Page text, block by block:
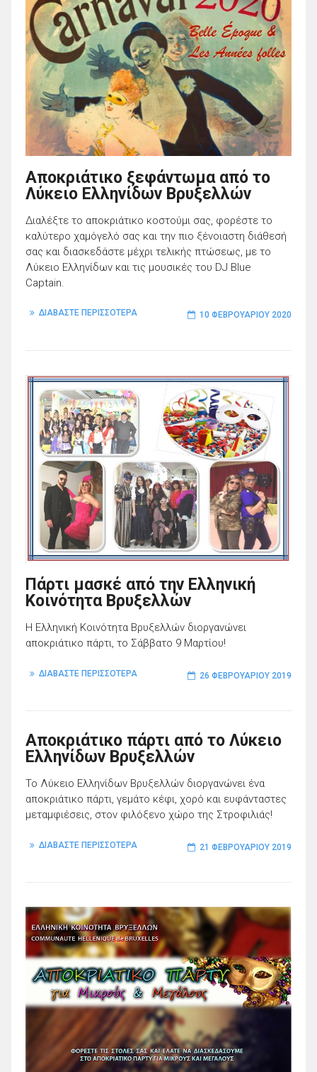
Αποκριάτικο ξεφάντωμα από το
Λύκειο Ελληνίδων Βρυξελλών
Διαλέξτε το αποκριάτικο κοστούμι σας, φορέστε το
καλύτερο χαμόγελό σας και την πιο ξένοιαστη διάθεσή
σας και διασκεδάστε μέχρι τελικής πτώσεως, με το
Λύκειο Ελληνίδων και τις μουσικές του DJ Blue
Captain.
ΔΙΑΒΑΣΤΕ ΠΕΡΙΣΣΟΤΕΡΑ 10 ΦΕΒΡΟΥΑΡΊΟΥ 2020
Πάρτι μασκέ από την Ελληνική
Κοινότητα Βρυξελλών
Η Ελληνική Κοινότητα Βρυξελλών διοργανώνει
αποκριάτικο πάρτι, το Σάββατο 9 Μαρτίου!
ΔΙΑΒΑΣΤΕ ΠΕΡΙΣΣΟΤΕΡΑ 26 ΦΕΒΡΟΥΑΡΊΟΥ 2019
Αποκριάτικο πάρτι από το Λύκειο
Ελληνίδων Βρυξελλών
Το Λύκειο Ελληνίδων Βρυξελλών διοργανώνει ένα
αποκριάτικο πάρτι, γεμάτο κέφι, χορό και ευφάνταστες
μεταμφιέσεις, στον φιλόξενο χώρο της Στροφιλιάς!
ΔΙΑΒΑΣΤΕ ΠΕΡΙΣΣΟΤΕΡΑ 21 ΦΕΒΡΟΥΑΡΊΟΥ 2019